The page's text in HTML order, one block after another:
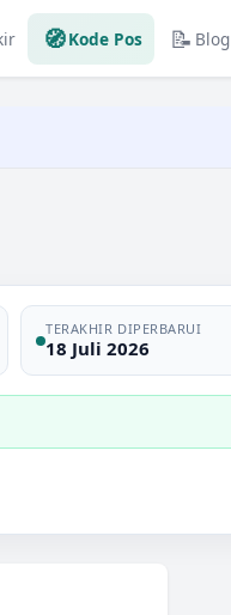
🧭Kode Pos 📝 Blog
TERAKHIR DIPERBARUI
18 Juli 2026